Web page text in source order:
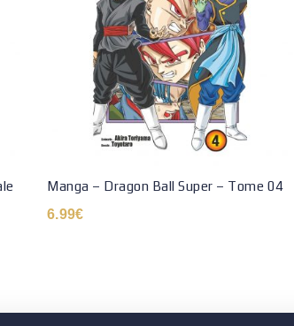
Manga – Dragon Ball Super – Tome 04
6.99€